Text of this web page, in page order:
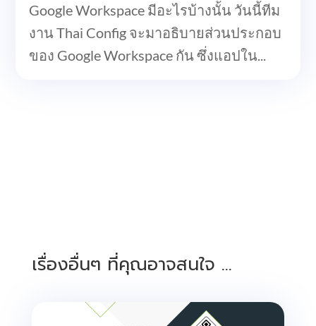
Google Workspace มีอะไรบ้างนั้น วันนี้ทีม
งาน Thai Config จะมาอธิบายส่วนประกอบ
ของ Google Workspace กัน ซึ่งแอปใน...
เรื่องอื่นๆ ที่คุณอาจสนใจ …